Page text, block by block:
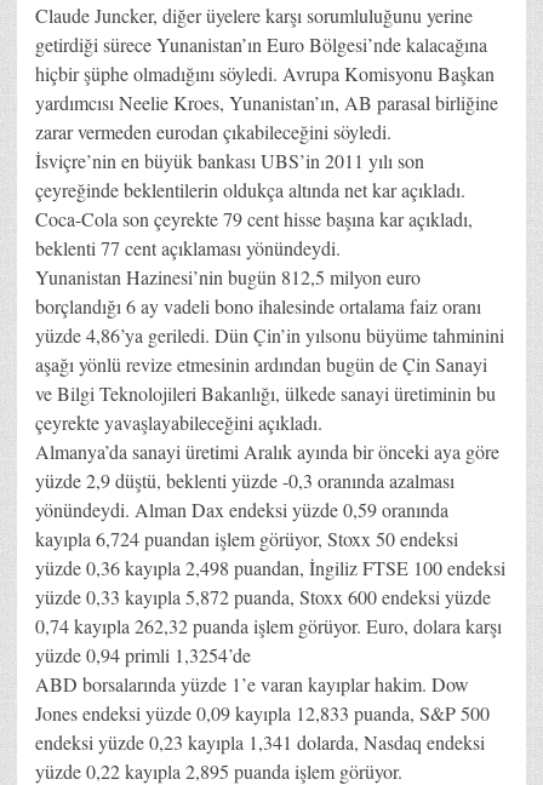
Claude Juncker, diğer üyelere karşı sorumluluğunu yerine
getirdiği sürece Yunanistan’ın Euro Bölgesi’nde kalacağına
hiçbir şüphe olmadığını söyledi. Avrupa Komisyonu Başkan
yardımcısı Neelie Kroes, Yunanistan’ın, AB parasal birliğine
zarar vermeden eurodan çıkabileceğini söyledi.
İsviçre’nin en büyük bankası UBS’in 2011 yılı son
çeyreğinde beklentilerin oldukça altında net kar açıkladı.
Coca-Cola son çeyrekte 79 cent hisse başına kar açıkladı,
beklenti 77 cent açıklaması yönündeydi.
Yunanistan Hazinesi’nin bugün 812,5 milyon euro
borçlandığı 6 ay vadeli bono ihalesinde ortalama faiz oranı
yüzde 4,86’ya geriledi. Dün Çin’in yılsonu büyüme tahminini
aşağı yönlü revize etmesinin ardından bugün de Çin Sanayi
ve Bilgi Teknolojileri Bakanlığı, ülkede sanayi üretiminin bu
çeyrekte yavaşlayabileceğini açıkladı.
Almanya’da sanayi üretimi Aralık ayında bir önceki aya göre
yüzde 2,9 düştü, beklenti yüzde -0,3 oranında azalması
yönündeydi. Alman Dax endeksi yüzde 0,59 oranında
kayıpla 6,724 puandan işlem görüyor, Stoxx 50 endeksi
yüzde 0,36 kayıpla 2,498 puandan, İngiliz FTSE 100 endeksi
yüzde 0,33 kayıpla 5,872 puanda, Stoxx 600 endeksi yüzde
0,74 kayıpla 262,32 puanda işlem görüyor. Euro, dolara karşı
yüzde 0,94 primli 1,3254’de
ABD borsalarında yüzde 1’e varan kayıplar hakim. Dow
Jones endeksi yüzde 0,09 kayıpla 12,833 puanda, S&P 500
endeksi yüzde 0,23 kayıpla 1,341 dolarda, Nasdaq endeksi
yüzde 0,22 kayıpla 2,895 puanda işlem görüyor.